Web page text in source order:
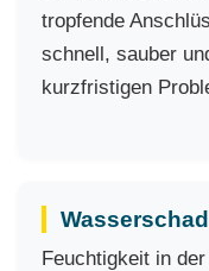
tropfende
schnell, sauber
kurzfristigen
Feuchtigkeit in